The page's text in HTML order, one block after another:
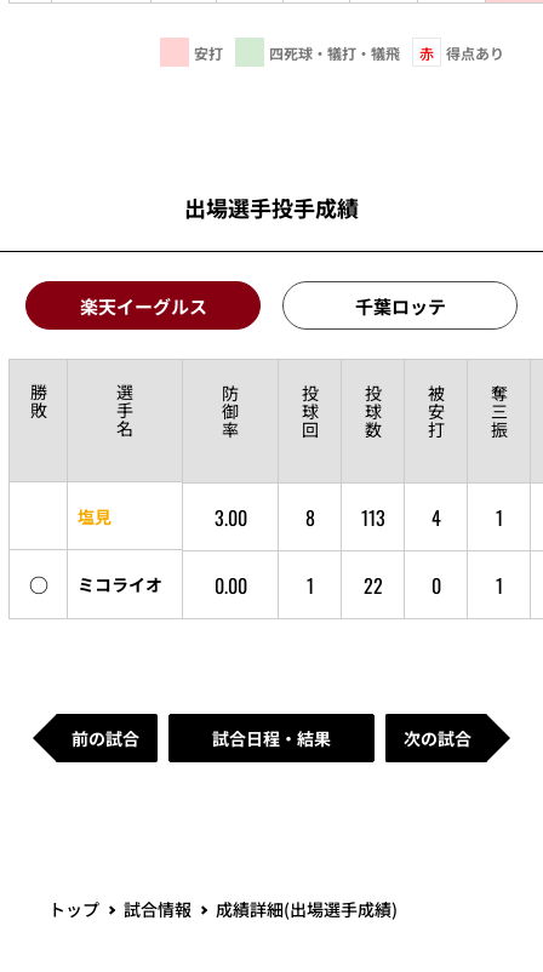
安打 四死球・犠打・犠飛 赤 得点あり
出場選手投手成績
楽天イーグルス 千葉ロッテ
勝
敗
選
手
名
防
御
率
投
球
回
投
球
数
被
安
打
奪
三
振
塩見 3.00 8 113 4 1
○ ミコライオ 0.00 1 22 0 1
前の試合 試合日程・結果 次の試合
トップ 試合情報 成績詳細(出場選手成績)